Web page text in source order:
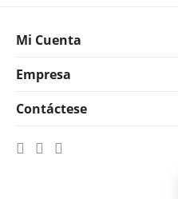
Mi Cuenta
Empresa
Contáctese